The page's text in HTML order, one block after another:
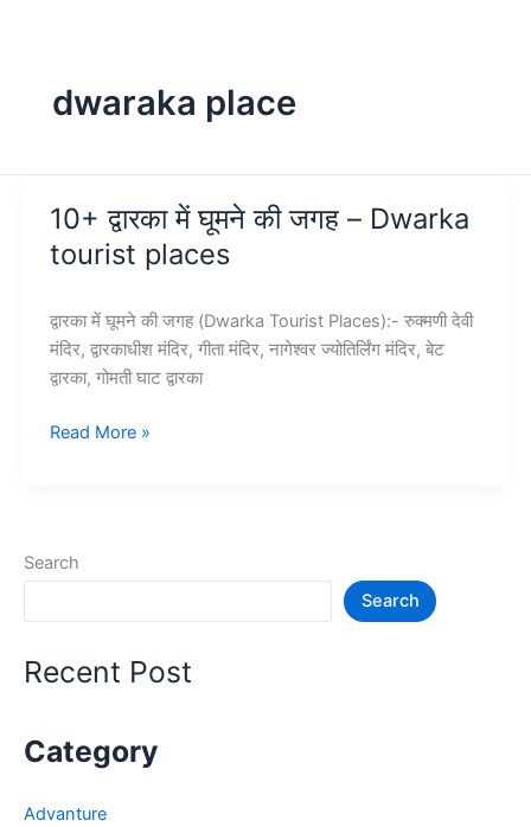
dwaraka place
10+ द्वारका में घूमने की जगह – Dwarka
tourist places
द्वारका में घूमने की जगह (Dwarka Tourist Places):- रुक्मणी देवी
मंदिर, द्वारकाधीश मंदिर, गीता मंदिर, नागेश्वर ज्योतिर्लिंग मंदिर, बेट
द्वारका, गोमती घाट द्वारका
10+
जगह
places
Read More »
Search
Search
Recent Post
Category
Advanture